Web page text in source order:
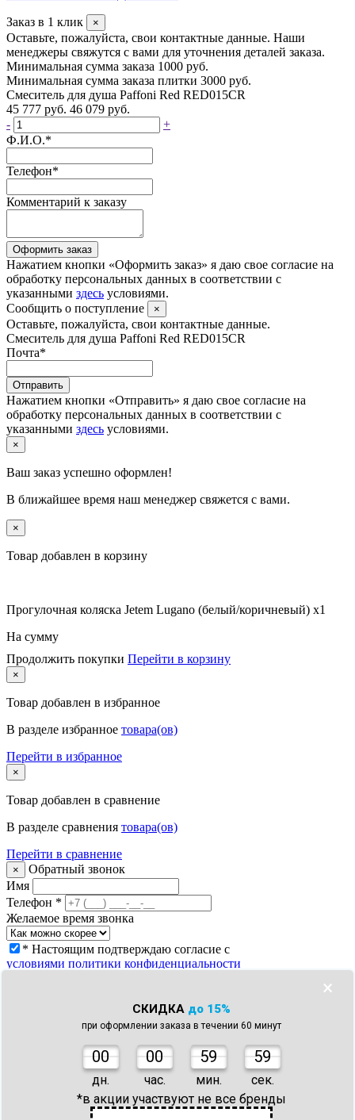
СКИДКА до 15%
при оформлении заказа в течении 60 минут
00
дн.
00
час.
59
мин.
59
сек.
*в акции участвуют не все бренды
×
Заказ в 1 клик ×
Оставьте, пожалуйста, свои контактные данные. Наши
менеджеры свяжутся с вами для уточнения деталей заказа.
Минимальная сумма заказа 1000 руб.
Минимальная сумма заказа плитки 3000 руб.
Смеситель для душа Paffoni Red RED015CR
45 777 руб. 46 079 руб.
-
+
Ф.И.О.*
Телефон*
Комментарий к заказу
Оформить заказ
Нажатием кнопки «Оформить заказ» я даю свое согласие на
обработку персональных данных в соответствии с
указанными здесь условиями.
Сообщить о поступление
×
Оставьте, пожалуйста, свои контактные данные.
Смеситель для душа Paffoni Red RED015CR
Почта*
Отправить
Нажатием кнопки «Отправить» я даю свое согласие на
обработку персональных данных в соответствии с
указанными здесь условиями.
×
Ваш заказ успешно оформлен!
В ближайшее время наш менеджер свяжется с вами.
×
Товар добавлен в корзину
Прогулочная коляска Jetem Lugano (белый/коричневый) x1
На сумму
Продолжить покупки Перейти в корзину
×
Товар добавлен в избранное
В разделе избранное товара(ов)
Перейти в избранное
×
Товар добавлен в сравнение
В разделе сравнения товара(ов)
Перейти в сравнение
×
Обратный звонок
Имя
Телефон *
Желаемое время звонка
* Настоящим подтверждаю согласие с
условиями политики конфиденциальности
Номер заказа *
* Настоящим подтверждаю согласие с
условиями политики конфиденциальности
Узнать статус заказа
Спасибо!